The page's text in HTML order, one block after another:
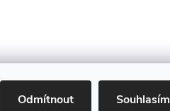
Odmítnout Souhlasím
Maestro